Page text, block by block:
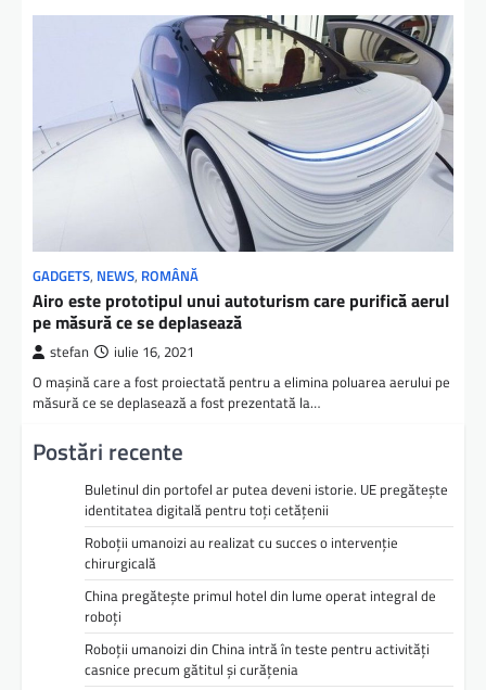
GADGETS, NEWS, ROMÂNĂ
Airo este prototipul unui autoturism care purifică aerul
pe măsură ce se deplasează
stefan iulie 16, 2021
O mașină care a fost proiectată pentru a elimina poluarea aerului pe
măsură ce se deplasează a fost prezentată la…
Postări recente
Buletinul din portofel ar putea deveni istorie. UE pregătește
identitatea digitală pentru toți cetățenii
Roboții umanoizi au realizat cu succes o intervenție
chirurgicală
China pregătește primul hotel din lume operat integral de
roboți
Roboții umanoizi din China intră în teste pentru activități
casnice precum gătitul și curățenia